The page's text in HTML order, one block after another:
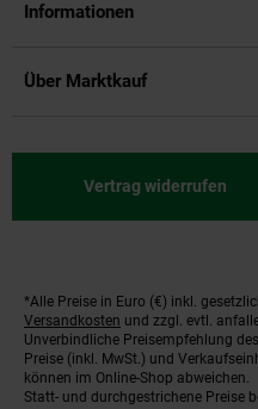
Informationen
Über Marktkauf
Vertrag widerrufen
Fußnoten
*Alle Preise in Euro (€) inkl.
Versandkosten und zzgl. evtl.
Unverbindliche Preisempfehlung
Preise (inkl. MwSt.) und
können im Online-Shop abweichen.
Statt- und durchgestrichene Preise